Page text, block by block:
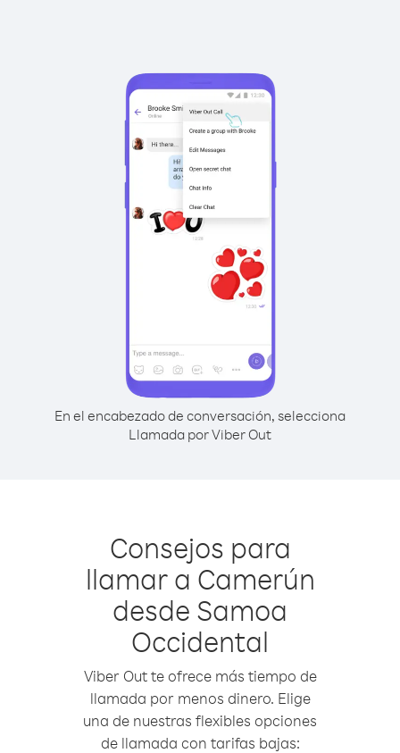
En el encabezado de conversación, selecciona
Llamada por Viber Out
Consejos para
llamar a Camerún
desde Samoa
Occidental
Viber Out te ofrece más tiempo de
llamada por menos dinero. Elige
una de nuestras flexibles opciones
de llamada con tarifas bajas: